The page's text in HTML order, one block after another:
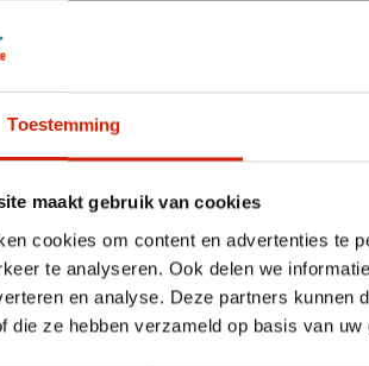
Toestemming
maakt gebruik van cookies
cookies om content en advertenties te
te analyseren. Ook delen we
en analyse. Deze partners kunnen
die ze hebben verzameld op basis van